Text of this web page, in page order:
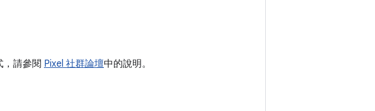
請參閱 Pixel 社群論壇中的說明。